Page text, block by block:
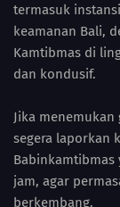
termasuk
keamanan Bali,
Kamtibmas di
dan kondusif.
Jika
segera laporkan
Babinkamtibmas
jam, agar
berkembang.